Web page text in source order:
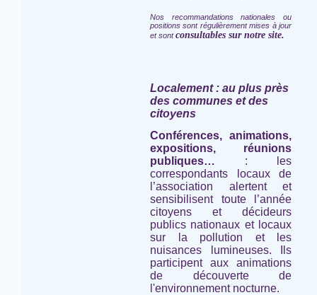
Nos recommandations nationales ou
positions sont régulièrement mises à jour
et sontconsultables sur notre site.
Localement : au plus près
des communes et des
citoyens
Conférences, animations,
expositions, réunions
publiques… : les
correspondants locaux de
l’association alertent et
sensibilisent toute l’année
citoyens et décideurs
publics nationaux et locaux
sur la pollution et les
nuisances lumineuses. Ils
participent aux animations
de découverte de
l'environnement nocturne.